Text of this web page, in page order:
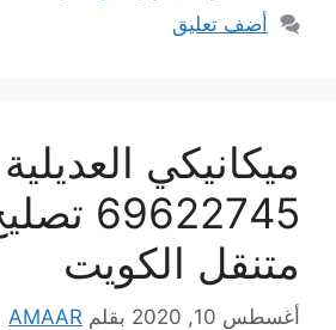
أضف تعليق
ميكانيكي العديلية
متنقل الكويت
أغسطس 10, 2020 بقلم AMAAR